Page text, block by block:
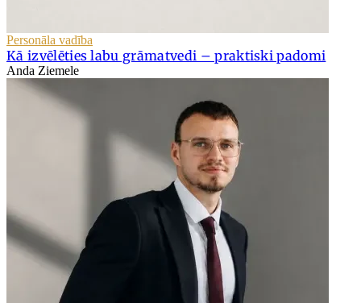
Personāla vadība
Kā izvēlēties labu grāmatvedi – praktiski padomi
Anda Ziemele